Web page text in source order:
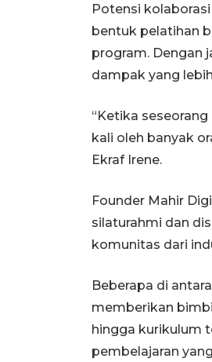
Potensi
bentuk pelatihan
program. Dengan
dampak yang
“Ketika
kali oleh banyak
Ekraf Irene.
Founder Mahir
silaturahmi dan
komunitas dari
Beberapa di
memberikan
hingga kurikulum
pembelajaran